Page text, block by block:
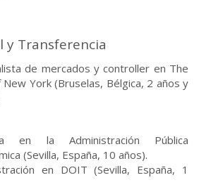
y Transferencia
de mercados y controller en The
New York (Bruselas, Bélgica, 2 años y
en la Administración Pública
(Sevilla, España, 10 años).
en DOIT (Sevilla, España, 1